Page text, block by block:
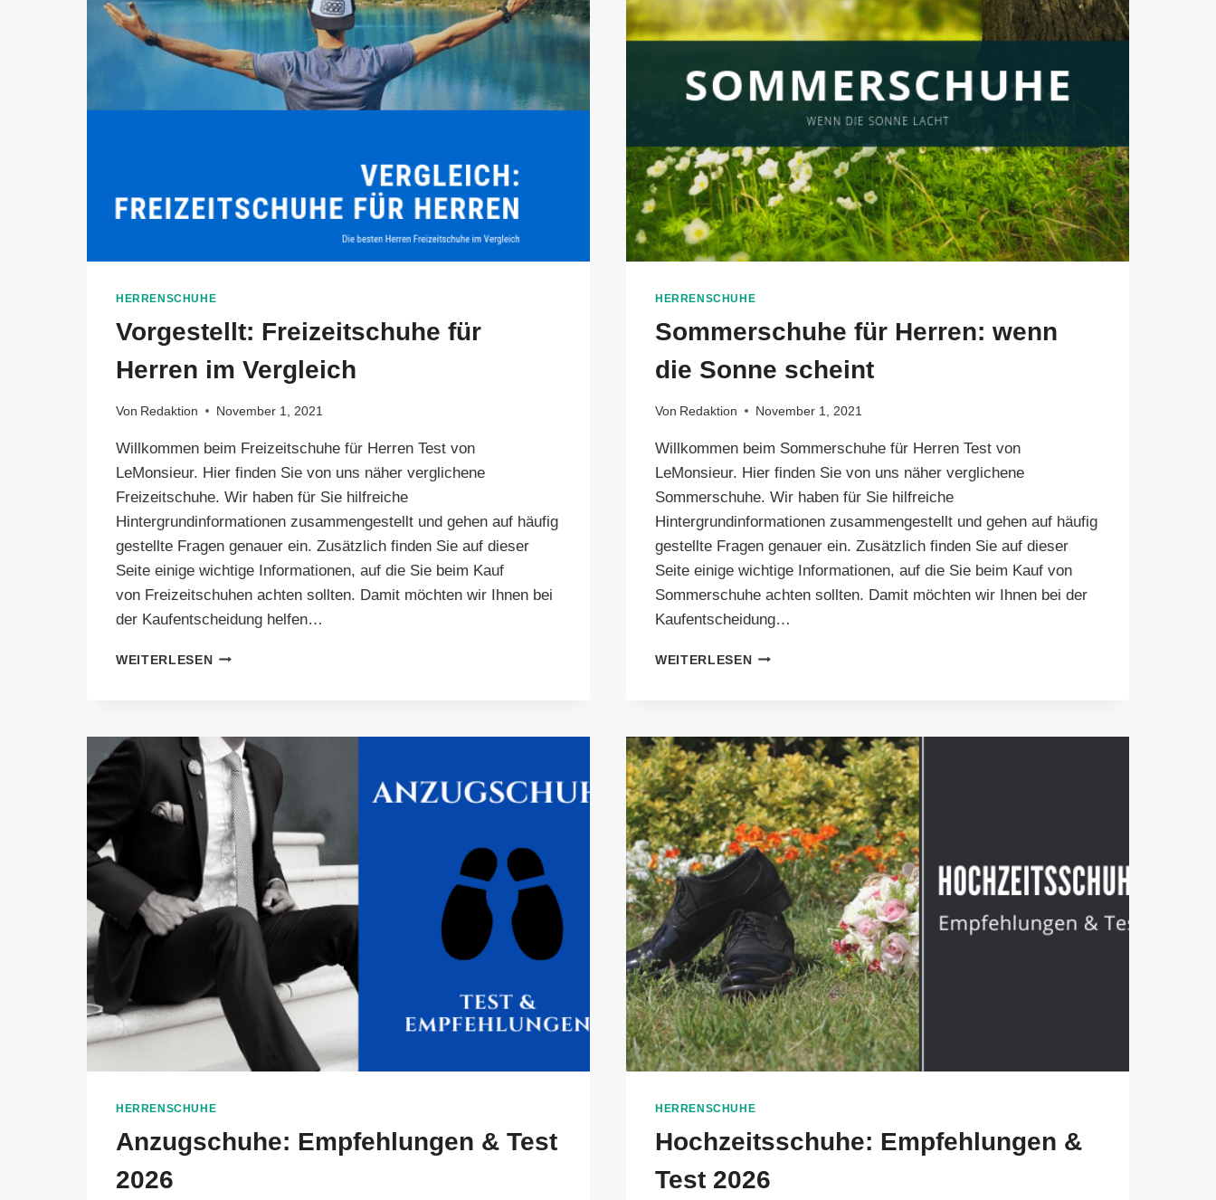
HERRENSCHUHE
Vorgestellt: Freizeitschuhe für
Herren im Vergleich
Von Redaktion November 1, 2021
Willkommen beim Freizeitschuhe für Herren Test von
LeMonsieur. Hier finden Sie von uns näher verglichene
Freizeitschuhe. Wir haben für Sie hilfreiche
Hintergrundinformationen zusammengestellt und gehen auf häufig
gestellte Fragen genauer ein. Zusätzlich finden Sie auf dieser
Seite einige wichtige Informationen, auf die Sie beim Kauf
von Freizeitschuhen achten sollten. Damit möchten wir Ihnen bei
der Kaufentscheidung helfen…
WEITERLESENVORGESTELLT:
VERGLEICH
HERRENSCHUHE
Sommerschuhe für Herren: wenn
die Sonne scheint
Von Redaktion November 1, 2021
Willkommen beim Sommerschuhe für Herren Test von
LeMonsieur. Hier finden Sie von uns näher verglichene
Sommerschuhe. Wir haben für Sie hilfreiche
Hintergrundinformationen zusammengestellt und gehen auf häufig
gestellte Fragen genauer ein. Zusätzlich finden Sie auf dieser
Seite einige wichtige Informationen, auf die Sie beim Kauf von
Sommerschuhe achten sollten. Damit möchten wir Ihnen bei der
Kaufentscheidung…
WEITERLESENSOMMERSCHUHE
SONNE
SCHEINT
HERRENSCHUHE
Anzugschuhe: Empfehlungen & Test
2026
HERRENSCHUHE
Hochzeitsschuhe: Empfehlungen &
Test 2026